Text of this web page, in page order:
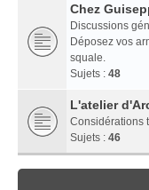
Chez
Discussions
Déposez vos
squale.
Sujets : 48
L'atelier
Considérations
Sujets : 46